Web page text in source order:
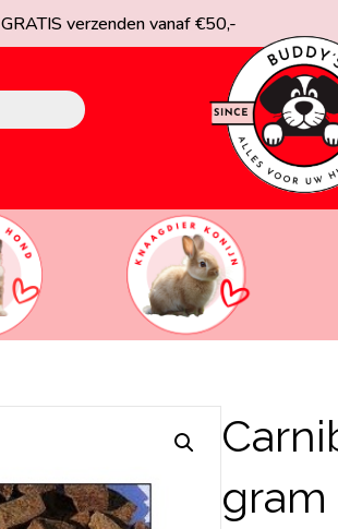
GRATIS verzenden vanaf €50,-
gram